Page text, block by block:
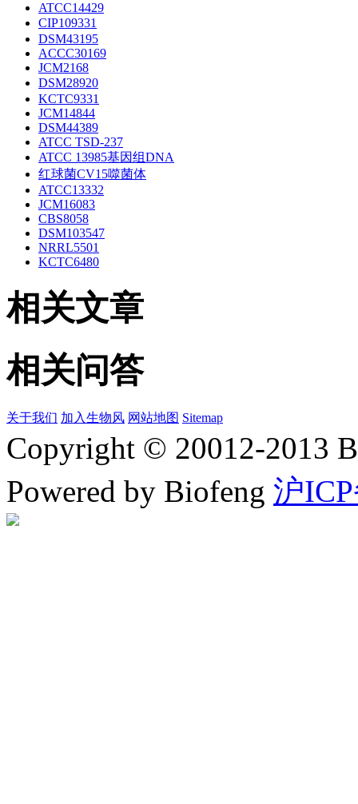
ATCC14429
CIP109331
DSM43195
ACCC30169
JCM2168
DSM28920
KCTC9331
JCM14844
DSM44389
ATCC TSD-237
ATCC 13985基因组DNA
红球菌CV15噬菌体
ATCC13332
JCM16083
CBS8058
DSM103547
NRRL5501
KCTC6480
相关文章
相关问答
关于我们 加入生物风 网站地图 Sitemap
Copyright © 20012-2013
Powered by Biofeng 沪